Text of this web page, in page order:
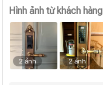
Hình ảnh từ khách hàng
2 ảnh 2 ảnh